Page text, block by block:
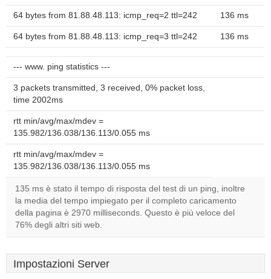
64 bytes from 81.88.48.113: icmp_req=2 ttl=242 136 ms
64 bytes from 81.88.48.113: icmp_req=3 ttl=242 136 ms
--- www. ping statistics ---
3 packets transmitted, 3 received, 0% packet loss,
time 2002ms
rtt min/avg/max/mdev =
135.982/136.038/136.113/0.055 ms
rtt min/avg/max/mdev =
135.982/136.038/136.113/0.055 ms
135 ms è stato il tempo di risposta del test di un ping, inoltre
la media del tempo impiegato per il completo caricamento
della pagina è 2970 milliseconds. Questo è più veloce del
76% degli altri siti web.
Impostazioni Server